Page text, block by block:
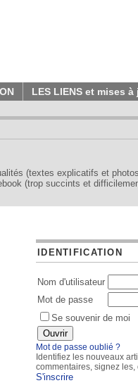
LES LIENS et mises à
(textes explicatifs et
(trop succints et
IDENTIFICATION
Nom d'utilisateur
Mot de passe
Se souvenir de moi
Mot de passe oublié ?
Identifiez les nouveaux
commentaires, signez les,
S'inscrire